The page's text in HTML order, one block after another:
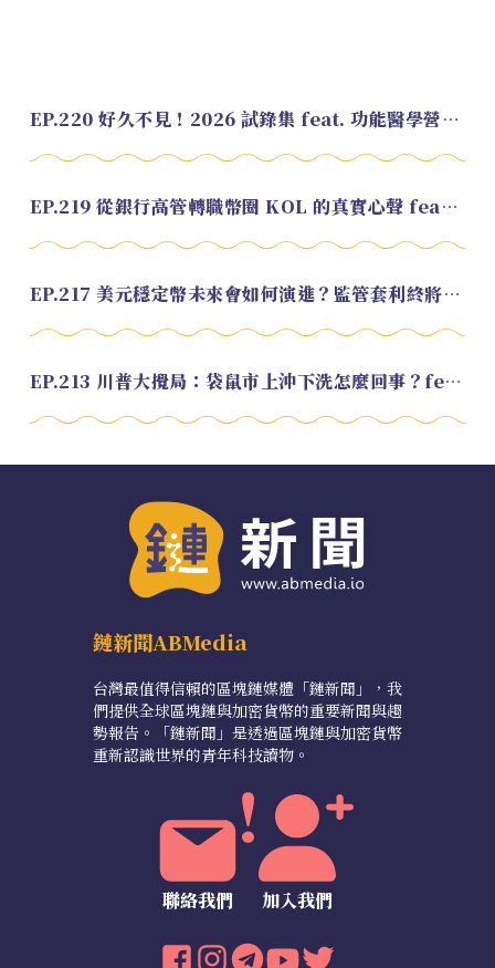
EP.220 好久不見！2026 試錄集 feat. 功能醫學營養師 美寶
EP.219 從銀行高管轉職幣圈 KOL 的真實心聲 feat.龜大
EP.217 美元穩定幣未來會如何演進？監管套利終將收斂？feat. 研究員 余哲安
EP.213 川普大攪局：袋鼠市上沖下洗怎麼回事？feat. Alvin
鏈新聞ABMedia
台灣最值得信賴的區塊鏈媒體「鏈新聞」，我
們提供全球區塊鏈與加密貨幣的重要新聞與趨
勢報告。「鏈新聞」是透過區塊鏈與加密貨幣
重新認識世界的青年科技讀物。
聯絡我們 加入我們